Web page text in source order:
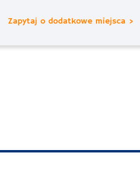
Zapytaj o dodatkowe miejsca >